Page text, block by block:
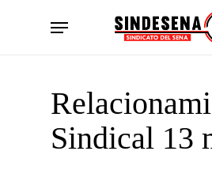
Menu
Sindical 13